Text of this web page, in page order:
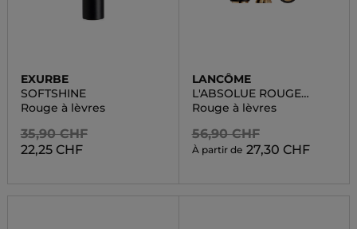
EXURBE
SOFTSHINE
Rouge à lèvres
35,90 CHF
22,25 CHF
LANCÔME
L'ABSOLUE ROUGE
DRAMA MATTE
Rouge à lèvres
56,90 CHF
À partir de 27,30 CHF